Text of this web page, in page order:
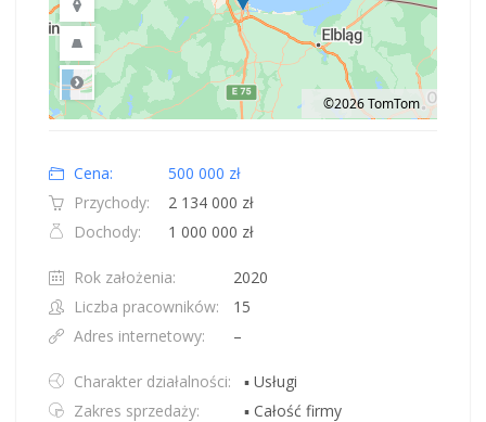
Road
©2026 TomTom
Cena:
500 000 zł
Przychody:
2 134 000 zł
Dochody:
1 000 000 zł
Rok założenia:
2020
Liczba pracowników:
15
Adres internetowy:
–
Charakter działalności:
▪ Usługi
Zakres sprzedaży:
▪ Całość firmy